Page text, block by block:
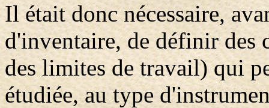
Il était donc nécessaire,
d'inventaire, de définir des
des limites de travail) qui
étudiée, au type